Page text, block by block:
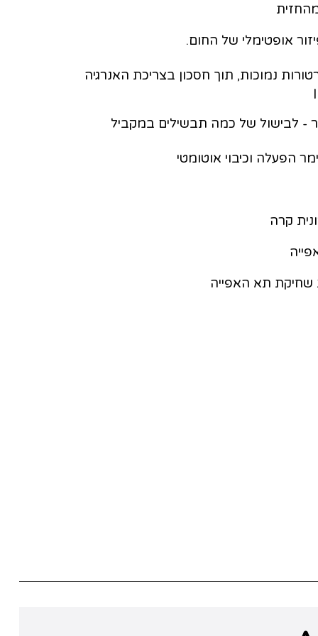
אופטימלי של החום.
נמוכות, תוך חסכון בצריכת האנרגיה
- לבישול של כמה תבשילים במקביל
קרה
שחיקת תא האפייה